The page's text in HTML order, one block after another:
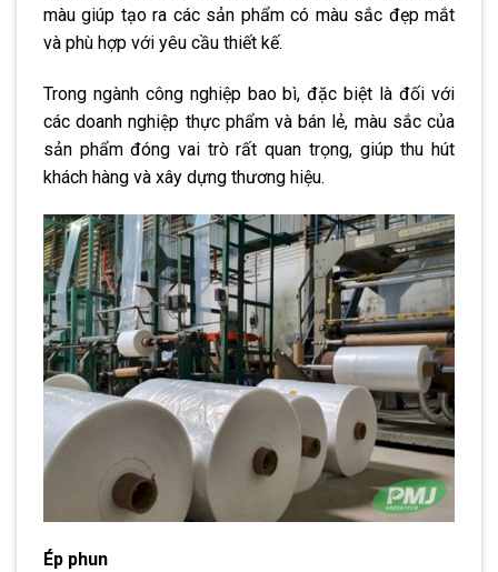
màu giúp tạo ra các sản phẩm có màu sắc đẹp mắt
và phù hợp với yêu cầu thiết kế.
Trong ngành công nghiệp bao bì, đặc biệt là đối với
các doanh nghiệp thực phẩm và bán lẻ, màu sắc của
sản phẩm đóng vai trò rất quan trọng, giúp thu hút
khách hàng và xây dựng thương hiệu.
Ép phun